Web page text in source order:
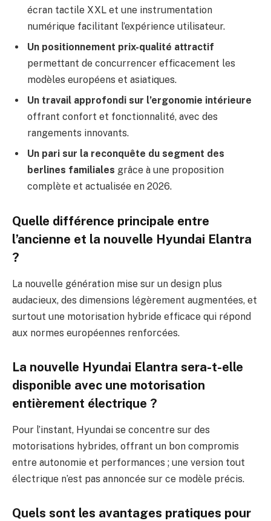
écran tactile XXL et une instrumentation
numérique facilitant l’expérience utilisateur.
Un positionnement prix-qualité attractif
permettant de concurrencer efficacement les
modèles européens et asiatiques.
Un travail approfondi sur l’ergonomie intérieure
offrant confort et fonctionnalité, avec des
rangements innovants.
Un pari sur la reconquête du segment des
berlines familiales grâce à une proposition
complète et actualisée en 2026.
Quelle différence principale entre
l’ancienne et la nouvelle Hyundai Elantra
?
La nouvelle génération mise sur un design plus
audacieux, des dimensions légèrement augmentées, et
surtout une motorisation hybride efficace qui répond
aux normes européennes renforcées.
La nouvelle Hyundai Elantra sera-t-elle
disponible avec une motorisation
entièrement électrique ?
Pour l’instant, Hyundai se concentre sur des
motorisations hybrides, offrant un bon compromis
entre autonomie et performances ; une version tout
électrique n’est pas annoncée sur ce modèle précis.
Quels sont les avantages pratiques pour